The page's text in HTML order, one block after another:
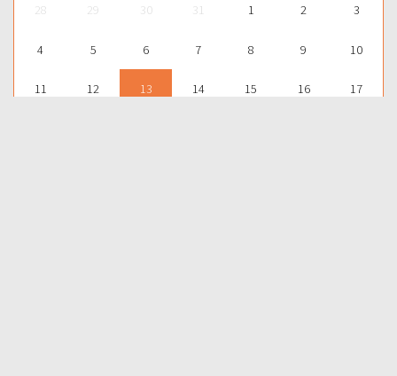
28
29 30 31 1 2 3
4 5 6 7 8 9 10
11 12 13 14 15 16 17